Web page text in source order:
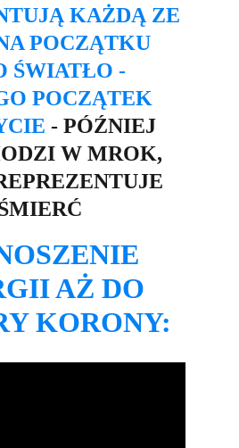
KAŻDĄ ZE
POCZĄTKU
ŚWIATŁO -
POCZĄTEK
- PÓŹNIEJ
W MROK,
AŻ DO
KORONY: